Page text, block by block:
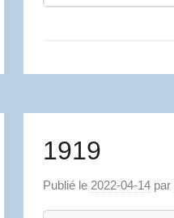
1919
Publié le 2022-04-14 par